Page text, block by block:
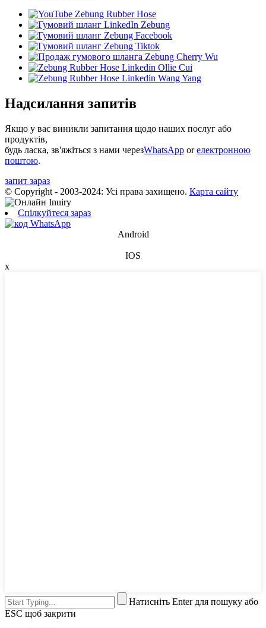
Надсилання запитів
Якщо у вас виникли запитання щодо наших послуг або
продуктів,
будь ласка, зв'яжіться з нами черезWhatsApp orелектронною
поштою.
запит зараз
© Copyright - 2003-2024: Усі права захищено. Карта сайту
Спілкуйтеся зараз
Android
IOS
x
Натисніть Enter для пошуку або
ESC щоб закрити